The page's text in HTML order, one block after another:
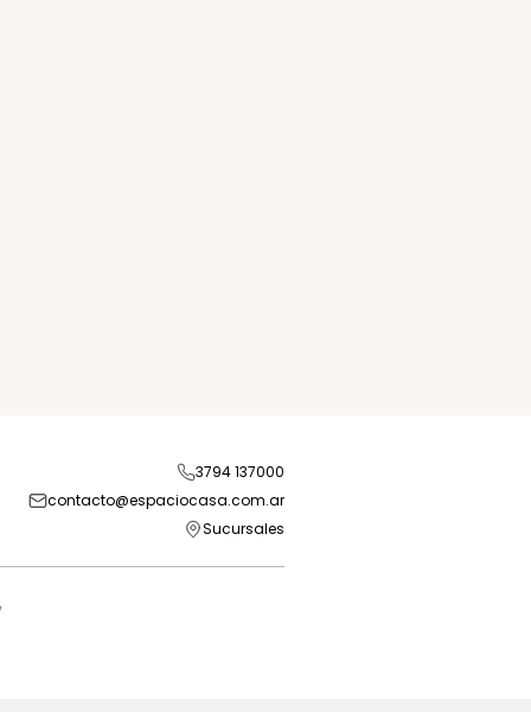
3794 137000
contacto@espaciocasa.com.ar
Sucursales